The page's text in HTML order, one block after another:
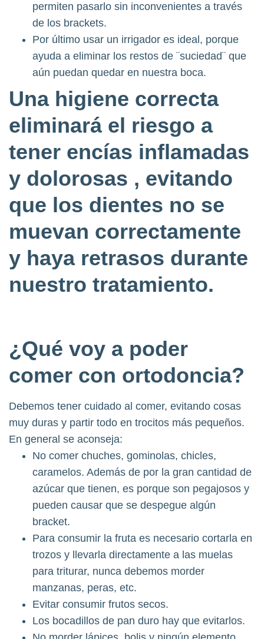
permiten pasarlo sin inconvenientes a través
de los brackets.
Por último usar un irrigador es ideal, porque
ayuda a eliminar los restos de ¨suciedad¨ que
aún puedan quedar en nuestra boca.
Una higiene correcta
eliminará el riesgo a
tener encías inflamadas
y dolorosas , evitando
que los dientes no se
muevan correctamente
y haya retrasos durante
nuestro tratamiento.
¿Qué voy a poder
comer con ortodoncia?
Debemos tener cuidado al comer, evitando cosas
muy duras y partir todo en trocitos más pequeños.
En general se aconseja:
No comer chuches, gominolas, chicles,
caramelos. Además de por la gran cantidad de
azúcar que tienen, es porque son pegajosos y
pueden causar que se despegue algún
bracket.
Para consumir la fruta es necesario cortarla en
trozos y llevarla directamente a las muelas
para triturar, nunca debemos morder
manzanas, peras, etc.
Evitar consumir frutos secos.
Los bocadillos de pan duro hay que evitarlos.